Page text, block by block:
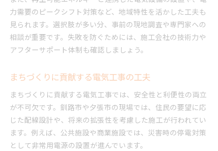
力需要のピークシフト対策など、地域特性を活かした工夫も
見られます。選択肢が多い分、事前の現地調査や専門家への
相談が重要です。失敗を防ぐためには、施工会社の技術力や
アフターサポート体制も確認しましょう。
まちづくりに貢献する電気工事の工夫
まちづくりに貢献する電気工事では、安全性と利便性の両立
が不可欠です。釧路市や夕張市の現場では、住民の要望に応
じた配線設計や、将来の拡張性を考慮した施工が行われてい
ます。例えば、公共施設や商業施設では、災害時の停電対策
として非常用電源の設置が進んでいます。